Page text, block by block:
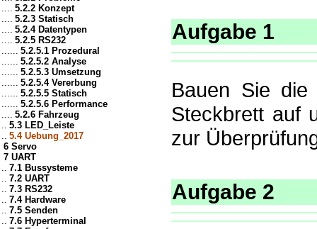
.... 5.2.2 Konzept
.... 5.2.3 Statisch
.... 5.2.4 Datentypen
.... 5.2.5 RS232
...... 5.2.5.1 Prozedural
...... 5.2.5.2 Analyse
...... 5.2.5.3 Umsetzung
...... 5.2.5.4 Vererbung
...... 5.2.5.5 Statisch
...... 5.2.5.6 Performance
.... 5.2.6 Fahrzeug
.. 5.3 LED_Leiste
.. 5.4 Uebung_2017
6 Servo
7 UART
.. 7.1 Bussysteme
.. 7.2 UART
.. 7.3 RS232
.. 7.4 Hardware
.. 7.5 Senden
.. 7.6 Hyperterminal
Aufgabe 1
Bauen Sie
Steckbrett auf
zur
Aufgabe 2